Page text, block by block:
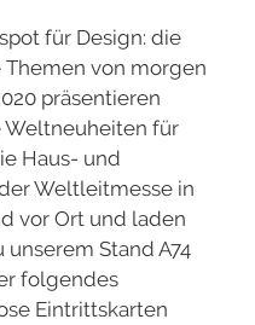
für Design: die
von morgen
präsentieren
Weltneuheiten für
Haus- und
Weltleitmesse in
vor Ort und laden
unserem Stand A74
folgendes
Eintrittskarten